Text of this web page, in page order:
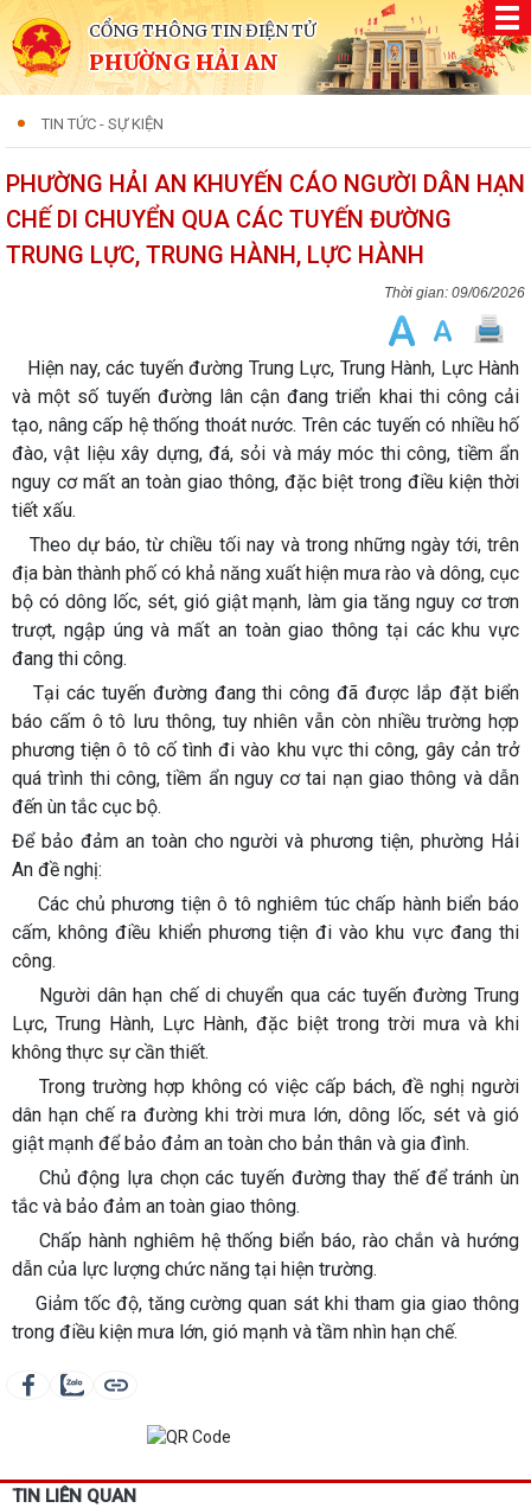
CỔNG THÔNG TIN ĐIỆN TỬ
PHƯỜNG HẢI AN
TIN TỨC - SỰ KIỆN
PHƯỜNG HẢI AN KHUYẾN CÁO NGƯỜI DÂN HẠN
CHẾ DI CHUYỂN QUA CÁC TUYẾN ĐƯỜNG
TRUNG LỰC, TRUNG HÀNH, LỰC HÀNH
09/06/2026
Hiện nay, các tuyến đường Trung Lực, Trung Hành, Lực Hành
và một số tuyến đường lân cận đang triển khai thi công cải
tạo, nâng cấp hệ thống thoát nước. Trên các tuyến có nhiều hố
đào, vật liệu xây dựng, đá, sỏi và máy móc thi công, tiềm ẩn
nguy cơ mất an toàn giao thông, đặc biệt trong điều kiện thời
tiết xấu.
Theo dự báo, từ chiều tối nay và trong những ngày tới, trên
địa bàn thành phố có khả năng xuất hiện mưa rào và dông, cục
bộ có dông lốc, sét, gió giật mạnh, làm gia tăng nguy cơ trơn
trượt, ngập úng và mất an toàn giao thông tại các khu vực
đang thi công.
Tại các tuyến đường đang thi công đã được lắp đặt biển
báo cấm ô tô lưu thông, tuy nhiên vẫn còn nhiều trường hợp
phương tiện ô tô cố tình đi vào khu vực thi công, gây cản trở
quá trình thi công, tiềm ẩn nguy cơ tai nạn giao thông và dẫn
đến ùn tắc cục bộ.
Để bảo đảm an toàn cho người và phương tiện, phường Hải
An đề nghị:
Các chủ phương tiện ô tô nghiêm túc chấp hành biển báo
cấm, không điều khiển phương tiện đi vào khu vực đang thi
công.
Người dân hạn chế di chuyển qua các tuyến đường Trung
Lực, Trung Hành, Lực Hành, đặc biệt trong trời mưa và khi
không thực sự cần thiết.
Trong trường hợp không có việc cấp bách, đề nghị người
dân hạn chế ra đường khi trời mưa lớn, dông lốc, sét và gió
giật mạnh để bảo đảm an toàn cho bản thân và gia đình.
Chủ động lựa chọn các tuyến đường thay thế để tránh ùn
tắc và bảo đảm an toàn giao thông.
Chấp hành nghiêm hệ thống biển báo, rào chắn và hướng
dẫn của lực lượng chức năng tại hiện trường.
Giảm tốc độ, tăng cường quan sát khi tham gia giao thông
trong điều kiện mưa lớn, gió mạnh và tầm nhìn hạn chế.
TIN LIÊN QUAN